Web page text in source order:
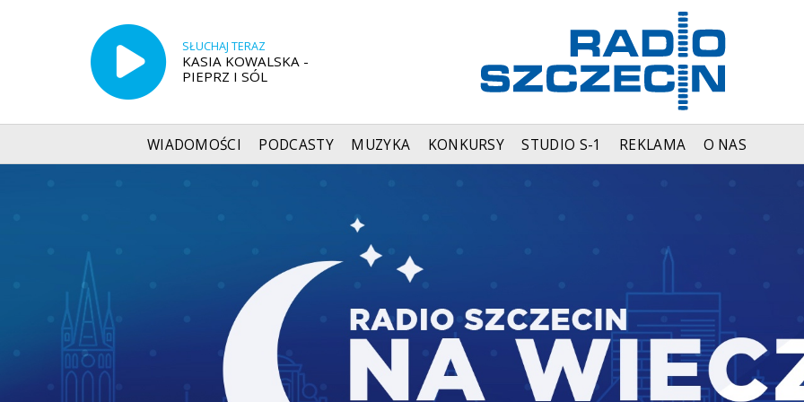
SŁUCHAJ TERAZ
KASIA KOWALSKA -
PIEPRZ I SÓL
WIADOMOŚCI PODCASTY MUZYKA KONKURSY STUDIO S-1 REKLAMA O NAS